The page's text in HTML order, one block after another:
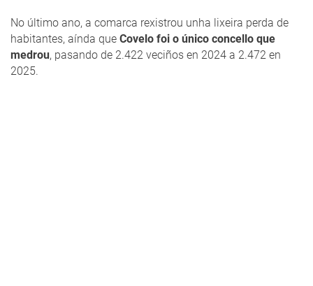
No último ano, a comarca rexistrou unha lixeira perda de
habitantes, aínda que Covelo foi o único concello que
medrou, pasando de 2.422 veciños en 2024 a 2.472 en
2025.